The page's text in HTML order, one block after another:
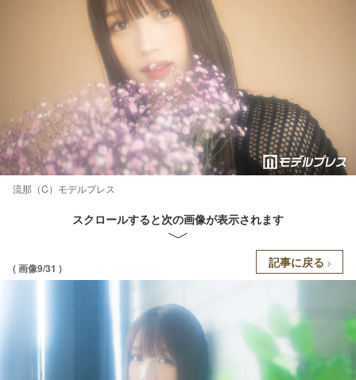
流那（C）モデルプレス
スクロールすると次の画像が表示されます
( 画像9/31 ) 記事に戻る